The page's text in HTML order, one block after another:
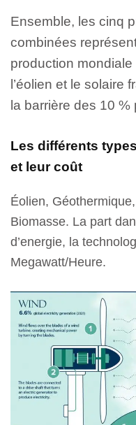
Ensemble, les cinq
combinées
production mondiale
l’éolien et le solaire
la barrière des 10
Les différents
et leur coût
Éolien,
Biomasse. La part
d’energie, la
Megawatt/Heure.